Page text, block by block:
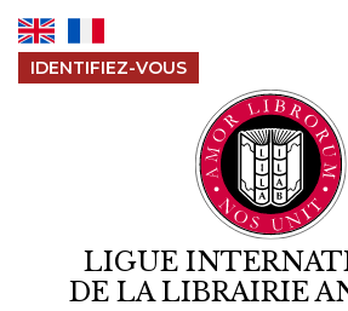
IDENTIFIEZ-VOUS
LIGUE
DE LA LIBRAIRIE